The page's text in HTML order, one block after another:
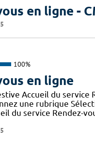
en ligne -
100%
en ligne
Accueil du service
une rubrique
du service Rendez-